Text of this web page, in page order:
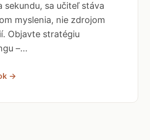
sekundu, sa učiteľ stáva
myslenia, nie zdrojom
Objavte stratégiu
–...
→